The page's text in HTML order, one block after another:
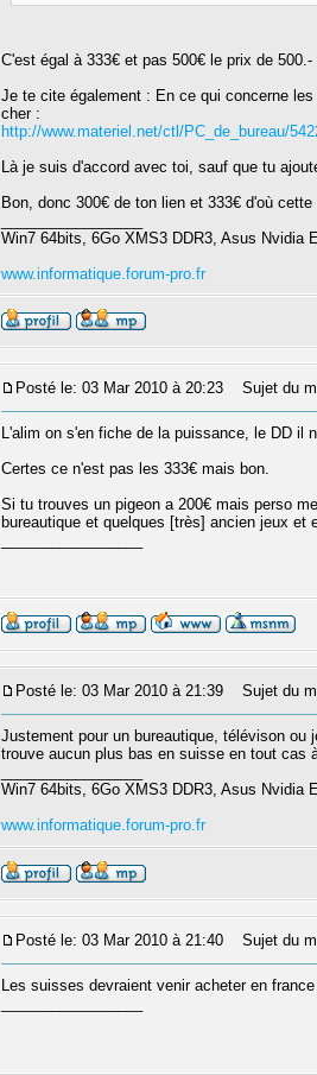
C'est égal à 333€ et pas 500€ le prix de 500.-
Je te cite également : En ce qui concerne
cher :
http://www.materiel.net/ctl/PC_de_bureau/
Là je suis d'accord avec toi, sauf que tu
Bon, donc 300€ de ton lien et 333€ d'où
Win7 64bits, 6Go XMS3 DDR3, Asus Nvidia
www.informatique.forum-pro.fr
Posté le: 03 Mar 2010 à 20:23 Sujet du
L'alim on s'en fiche de la puissance, le DD il
Certes ce n'est pas les 333€ mais bon.
Si tu trouves un pigeon a 200€ mais perso
bureautique et quelques [très] ancien jeux et
Posté le: 03 Mar 2010 à 21:39 Sujet du
Justement pour un bureautique, télévison ou
trouve aucun plus bas en suisse en tout cas
Win7 64bits, 6Go XMS3 DDR3, Asus Nvidia
www.informatique.forum-pro.fr
Posté le: 03 Mar 2010 à 21:40 Sujet du
Les suisses devraient venir acheter en